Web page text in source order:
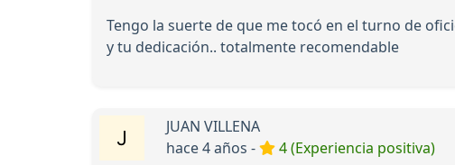
Tengo la suerte de que me tocó en el turno de
y tu dedicación.. totalmente recomendable
JUAN VILLENA
hace 4 años -
4 (Experiencia positiva)